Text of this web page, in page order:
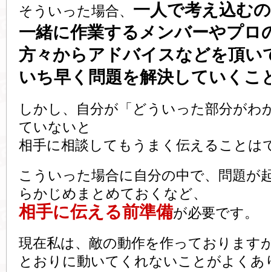
そういった場合、 一人で考え込む
一緒に作業するメンバーやプロ
方々からアドバイスなどを頂い
いち早く問題を解決していくこ
しかし、自分が「どういった部分がわ
ていないと
相手に相談してもうまく伝えることは
こういった場合に自分の中で、問題が
らかじめまとめておくなど、
相手に伝える前準備が必要です。
現在私は、敵の動作を作っております
とおりに動いてくれないことがよくあ